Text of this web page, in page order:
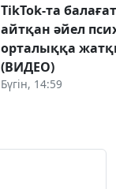
TikTok-та
айтқан әйел
орталыққа
(ВИДЕО)
Бүгін, 14:59